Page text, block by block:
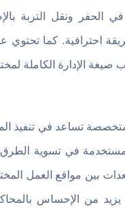
ونقل التربة
احترافية. كما
الإدارة الكاملة
تساعد في تنفيذ
في تسوية
بين مواقع العمل
من الإحساس